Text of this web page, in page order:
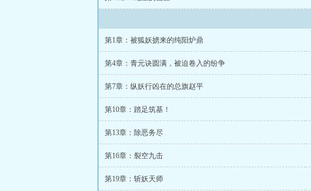
第1章：被狐妖掳来的纯阳炉鼎
第4章：青元诀圆满，被迫卷入的纷争
第7章：纵妖行凶在的总旗赵平
第10章：踏足筑基！
第13章：除恶务尽
第16章：裂空九击
第19章：斩妖天师